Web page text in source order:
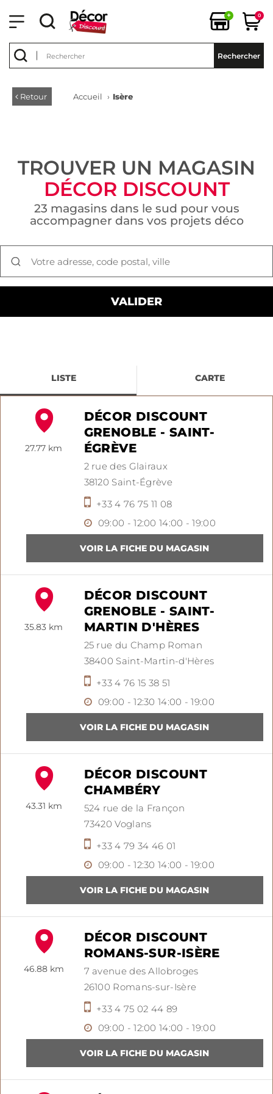
+ 0
Rechercher
Retour Accueil › Isère
TROUVER UN MAGASIN
DÉCOR DISCOUNT
23 magasins dans le sud pour vous
accompagner dans vos projets déco
LISTE CARTE
27.77 km
DÉCOR DISCOUNT
GRENOBLE - SAINT-
ÉGRÈVE
2 rue des Glairaux
38120 Saint-Égrève
+33 4 76 75 11 08
09:00 - 12:00 14:00 - 19:00
35.83 km
DÉCOR DISCOUNT
GRENOBLE - SAINT-
MARTIN D'HÈRES
25 rue du Champ Roman
38400 Saint-Martin-d'Hères
+33 4 76 15 38 51
09:00 - 12:30 14:00 - 19:00
43.31 km
DÉCOR DISCOUNT
CHAMBÉRY
524 rue de la Françon
73420Voglans
+33 4 79 34 46 01
09:00 - 12:30 14:00 - 19:00
46.88 km
DÉCOR DISCOUNT
ROMANS-SUR-ISÈRE
7 avenue des Allobroges
26100 Romans-sur-Isère
+33 4 75 02 44 89
09:00 - 12:00 14:00 - 19:00